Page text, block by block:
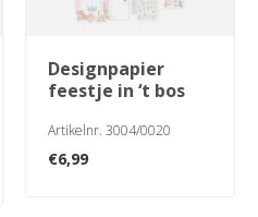
designpapier
feestje in ‘t bos
Artikelnr. 3004/0020
€6,99